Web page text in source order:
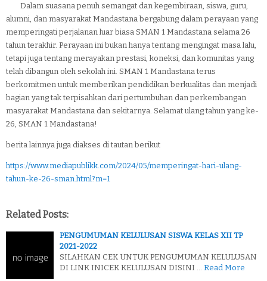
Dalam suasana penuh semangat dan kegembiraan, siswa, guru,
alumni, dan masyarakat Mandastana bergabung dalam perayaan yang
memperingati perjalanan luar biasa SMAN 1 Mandastana selama 26
tahun terakhir. Perayaan ini bukan hanya tentang mengingat masa lalu,
tetapi juga tentang merayakan prestasi, koneksi, dan komunitas yang
telah dibangun oleh sekolah ini. SMAN 1 Mandastana terus
berkomitmen untuk memberikan pendidikan berkualitas dan menjadi
bagian yang tak terpisahkan dari pertumbuhan dan perkembangan
masyarakat Mandastana dan sekitarnya. Selamat ulang tahun yang ke-
26, SMAN 1 Mandastana!
berita lainnya juga diakses di tautan berikut
https://www.mediapublikk.com/2024/05/memperingat-hari-ulang-
tahun-ke-26-sman.html?m=1
Related Posts:
PENGUMUMAN KELULUSAN SISWA KELAS XII TP
2021-2022
SILAHKAN CEK UNTUK PENGUMUMAN KELULUSAN
DI LINK INICEK KELULUSAN DISINI …
Read More